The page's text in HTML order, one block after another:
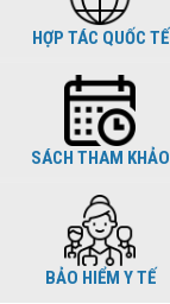
HỢP TÁC QUỐC TẾ
SÁCH THAM KHẢO
BẢO HIỂM Y TẾ